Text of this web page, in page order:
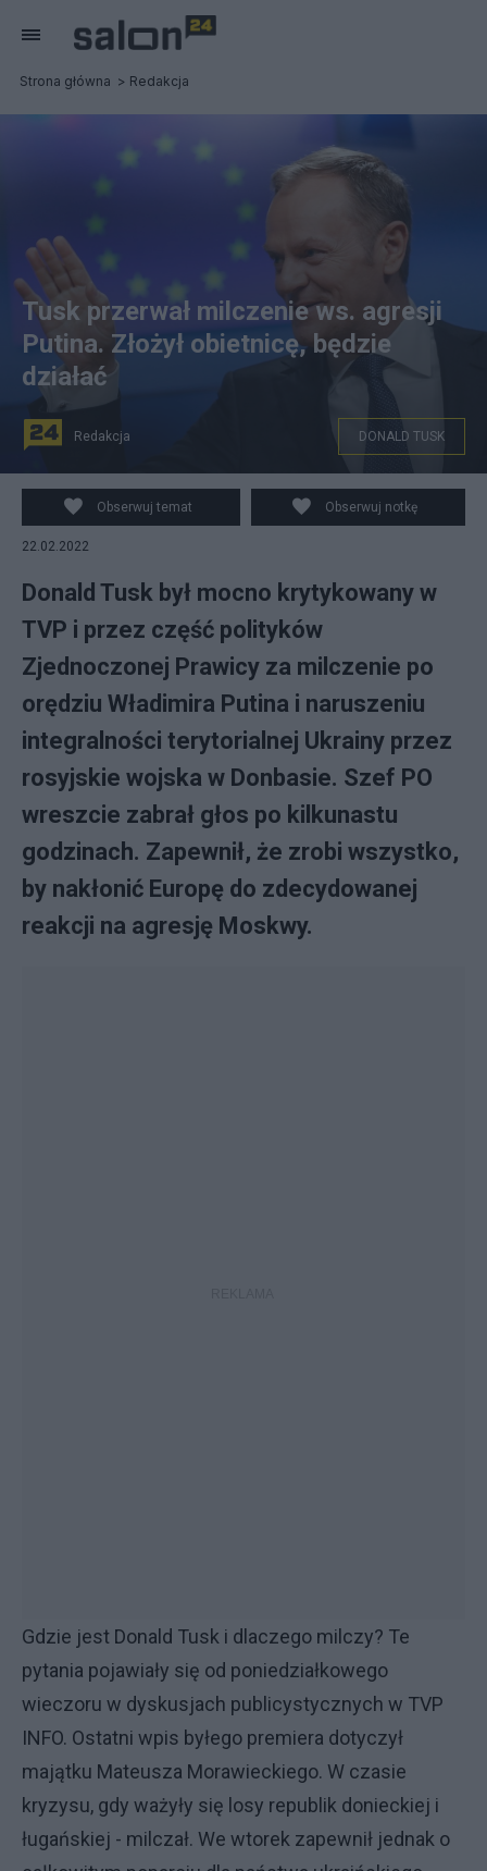
Strona główna Redakcja
Donald Tusk twierdzi, że to godzina próby dla Europy.
Fot. Flickr
Tusk przerwał milczenie ws. agresji
Putina. Złożył obietnicę, będzie
działać
Redakcja DONALD TUSK
Obserwuj temat Obserwuj notkę
22.02.2022
Donald Tusk był mocno krytykowany w
TVP i przez część polityków
Zjednoczonej Prawicy za milczenie po
orędziu Władimira Putina i naruszeniu
integralności terytorialnej Ukrainy przez
rosyjskie wojska w Donbasie. Szef PO
wreszcie zabrał głos po kilkunastu
godzinach. Zapewnił, że zrobi wszystko,
by nakłonić Europę do zdecydowanej
reakcji na agresję Moskwy.
Gdzie jest Donald Tusk i dlaczego milczy? Te
pytania pojawiały się od poniedziałkowego
wieczoru w dyskusjach publicystycznych w TVP
INFO. Ostatni wpis byłego premiera dotyczył
majątku Mateusza Morawieckiego. W czasie
kryzysu, gdy ważyły się losy republik donieckiej i
ługańskiej - milczał. We wtorek zapewnił jednak o